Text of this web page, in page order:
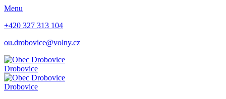
Menu
+420 327 313 104
ou.drobovice@volny.cz
Drobovice
Drobovice